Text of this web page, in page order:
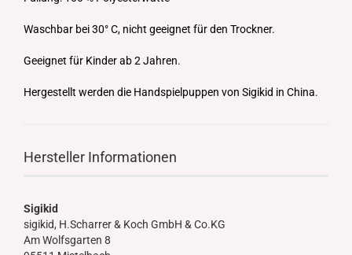
Waschbar bei 30° C, nicht geeignet für den Trockner.
Geeignet für Kinder ab 2 Jahren.
Hergestellt werden die Handspielpuppen von Sigikid in China.
Hersteller Informationen
Sigikid
sigikid, H.Scharrer & Koch GmbH & Co.KG
Am Wolfsgarten 8